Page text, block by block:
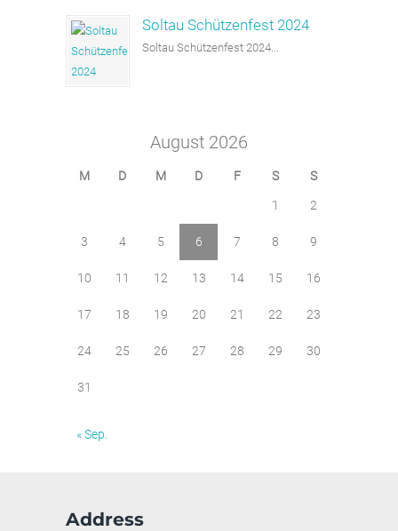
Soltau Schützenfest 2024
Soltau Schützenfest 2024...
August 2026
M D M D F S S
1 2
3 4 5 6 7 8 9
10 11 12 13 14 15 16
17 18 19 20 21 22 23
24 25 26 27 28 29 30
31
« Sep.
Address